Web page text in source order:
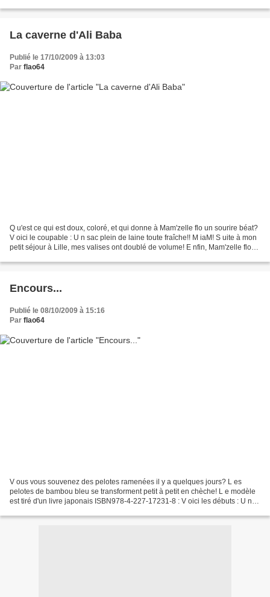
La caverne d'Ali Baba
Publié le 17/10/2009 à 13:03
Par flao64
Q u'est ce qui est doux, coloré, et qui donne à Mam'zelle flo un sourire béat?
V oici le coupable : U n sac plein de laine toute fraîche!! M iaM! S uite à mon
petit séjour à Lille, mes valises ont doublé de volume! E nfin, Mam'zelle flo
Encours...
Publié le 08/10/2009 à 15:16
Par flao64
V ous vous souvenez des pelotes ramenées il y a quelques jours? L es
pelotes de bambou bleu se transforment petit à petit en chèche! L e modèle
est tiré d'un livre japonais ISBN978-4-227-17231-8 : V oici les débuts : U n